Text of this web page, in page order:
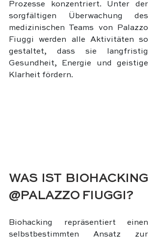
Prozesse konzentriert. Unter der
sorgfältigen Überwachung des
medizinischen Teams von Palazzo
Fiuggi werden alle Aktivitäten so
gestaltet, dass sie langfristig
Gesundheit, Energie und geistige
Klarheit fördern.
WAS IST BIOHACKING
@PALAZZO FIUGGI?
Biohacking repräsentiert einen
selbstbestimmten Ansatz zur